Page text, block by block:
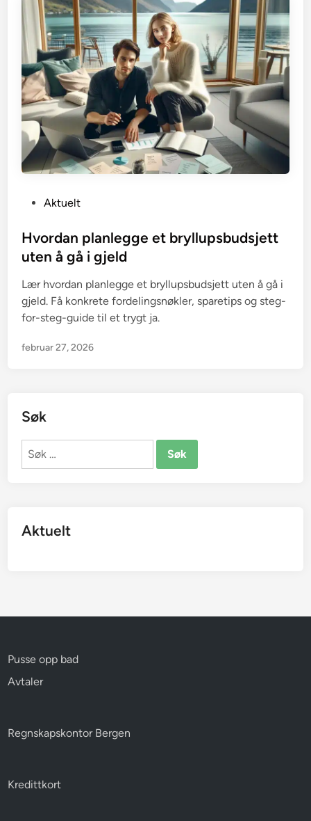
s
t
d
i
n
Aktuelt
Hvordan planlegge et bryllupsbudsjett
uten å gå i gjeld
Lær hvordan planlegge et bryllupsbudsjett uten å gå i
gjeld. Få konkrete fordelingsnøkler, sparetips og steg-
for-steg-guide til et trygt ja.
februar 27, 2026
Søk
Søk
Aktuelt
Pusse opp bad
Avtaler
Regnskapskontor Bergen
Kredittkort